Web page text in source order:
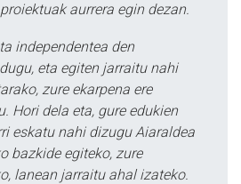
aurrera egin dezan.
independentea den
eta egiten jarraitu nahi
zure ekarpena ere
Hori dela eta, gure edukien
eskatu nahi dizugu Aiaraldea
bazkide egiteko, zure
lanean jarraitu ahal izateko.